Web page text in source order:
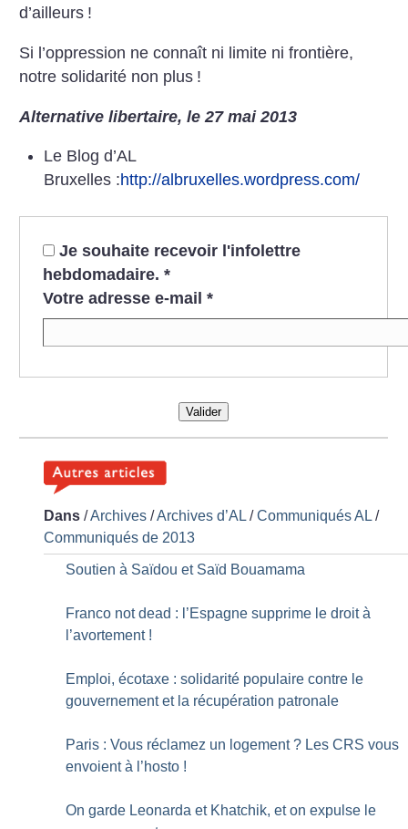
d’ailleurs !
Si l’oppression ne connaît ni limite ni frontière,
notre solidarité non plus !
Alternative libertaire, le 27 mai 2013
Le Blog d’AL
Bruxelles :http://albruxelles.wordpress.com/
Je souhaite recevoir l'infolettre
hebdomadaire. *
Votre adresse e-mail *
Valider
Dans /Archives /Archives d’AL /Communiqués AL /
Communiqués de 2013
Soutien à Saïdou et Saïd Bouamama
Franco not dead : l’Espagne supprime le droit à
l’avortement !
Emploi, écotaxe : solidarité populaire contre le
gouvernement et la récupération patronale
Paris : Vous réclamez un logement ? Les CRS vous
envoient à l’hosto !
On garde Leonarda et Khatchik, et on expulse le